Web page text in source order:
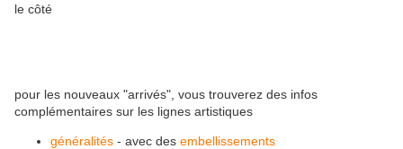
le côté
pour les nouveaux "arrivés", vous trouverez des infos
complémentaires sur les lignes artistiques
généralités - avec des embellissements